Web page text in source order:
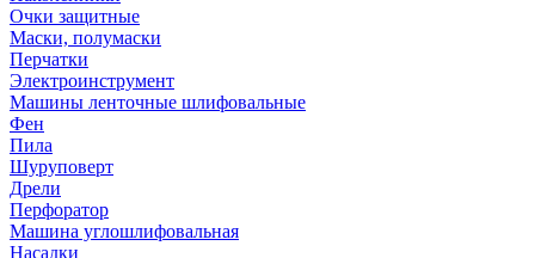
Очки защитные
Маски, полумаски
Перчатки
Электроинструмент
Машины ленточные шлифовальные
Фен
Пила
Шуруповерт
Дрели
Перфоратор
Машина углошлифовальная
Насадки